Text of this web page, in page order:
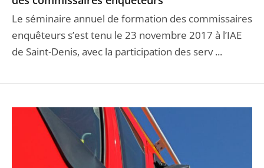
Le séminaire annuel de formation des commissaires
enquêteurs s’est tenu le 23 novembre 2017 à l’IAE
de Saint-Denis, avec la participation des serv ...